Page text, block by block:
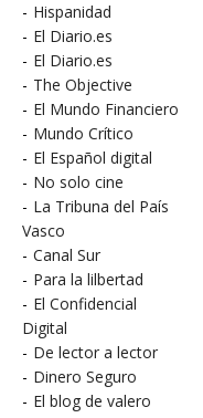
- Hispanidad
- El Diario.es
- El Diario.es
- The Objective
- El Mundo Financiero
- Mundo Crítico
- El Español digital
- No solo cine
- La Tribuna del País
Vasco
- Canal Sur
- Para la lilbertad
- El Confidencial
Digital
- De lector a lector
- Dinero Seguro
- El blog de valero